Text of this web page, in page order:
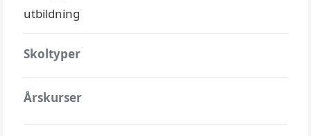
utbildning
Skoltyper
Årskurser